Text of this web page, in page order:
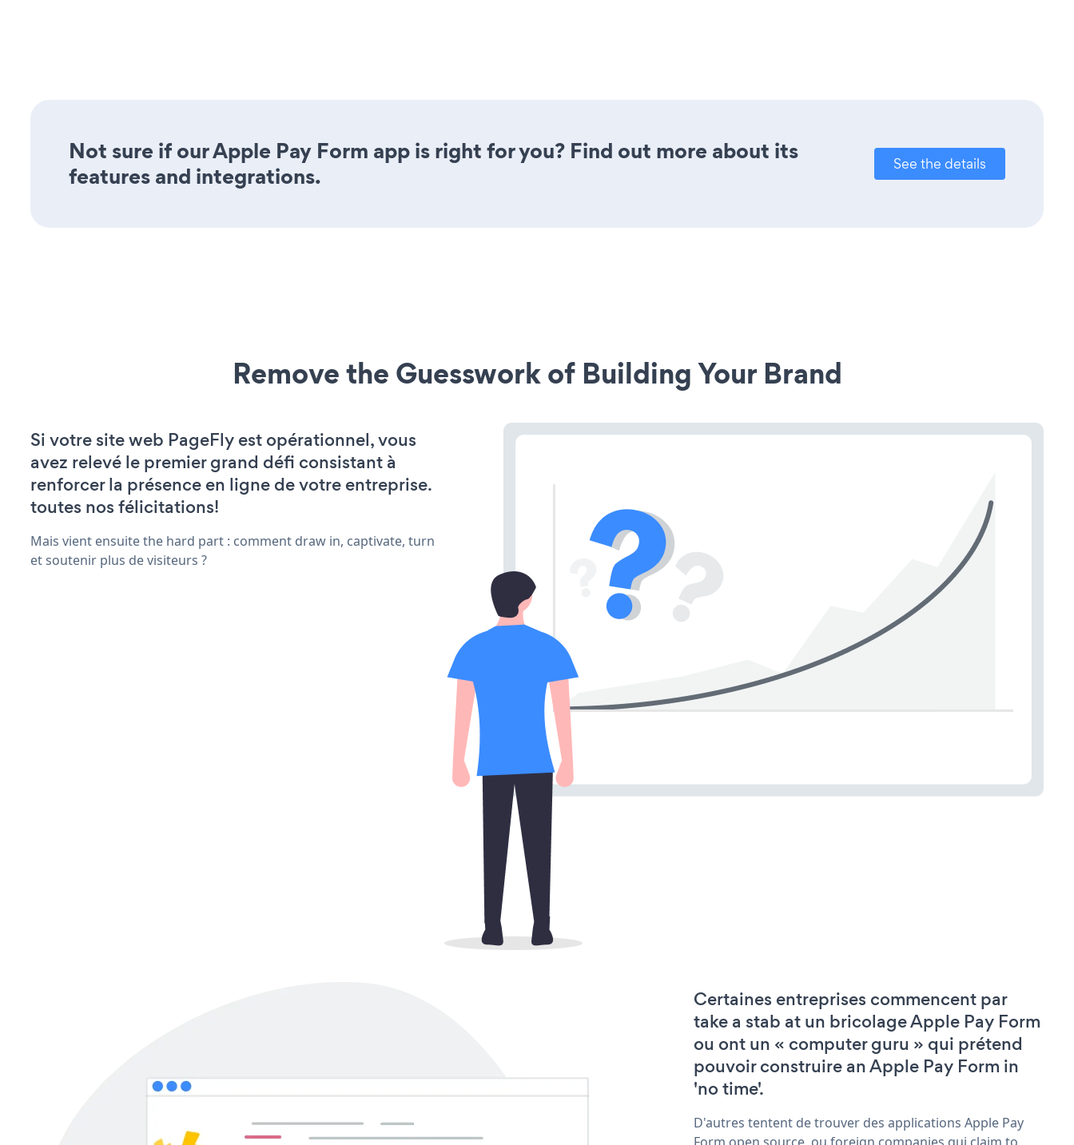
Not sure if our Apple Pay Form app is right for you? Find out more about its
features and integrations.
See the details
Remove the Guesswork of Building Your Brand
Si votre site web PageFly est opérationnel, vous
avez relevé le premier grand défi consistant à
renforcer la présence en ligne de votre entreprise.
toutes nos félicitations!
Mais vient ensuite the hard part : comment draw in, captivate, turn
et soutenir plus de visiteurs ?
Certaines entreprises commencent par
take a stab at un bricolage Apple Pay Form
ou ont un « computer guru » qui prétend
pouvoir construire an Apple Pay Form in
'no time'.
D'autres tentent de trouver des applications Apple Pay